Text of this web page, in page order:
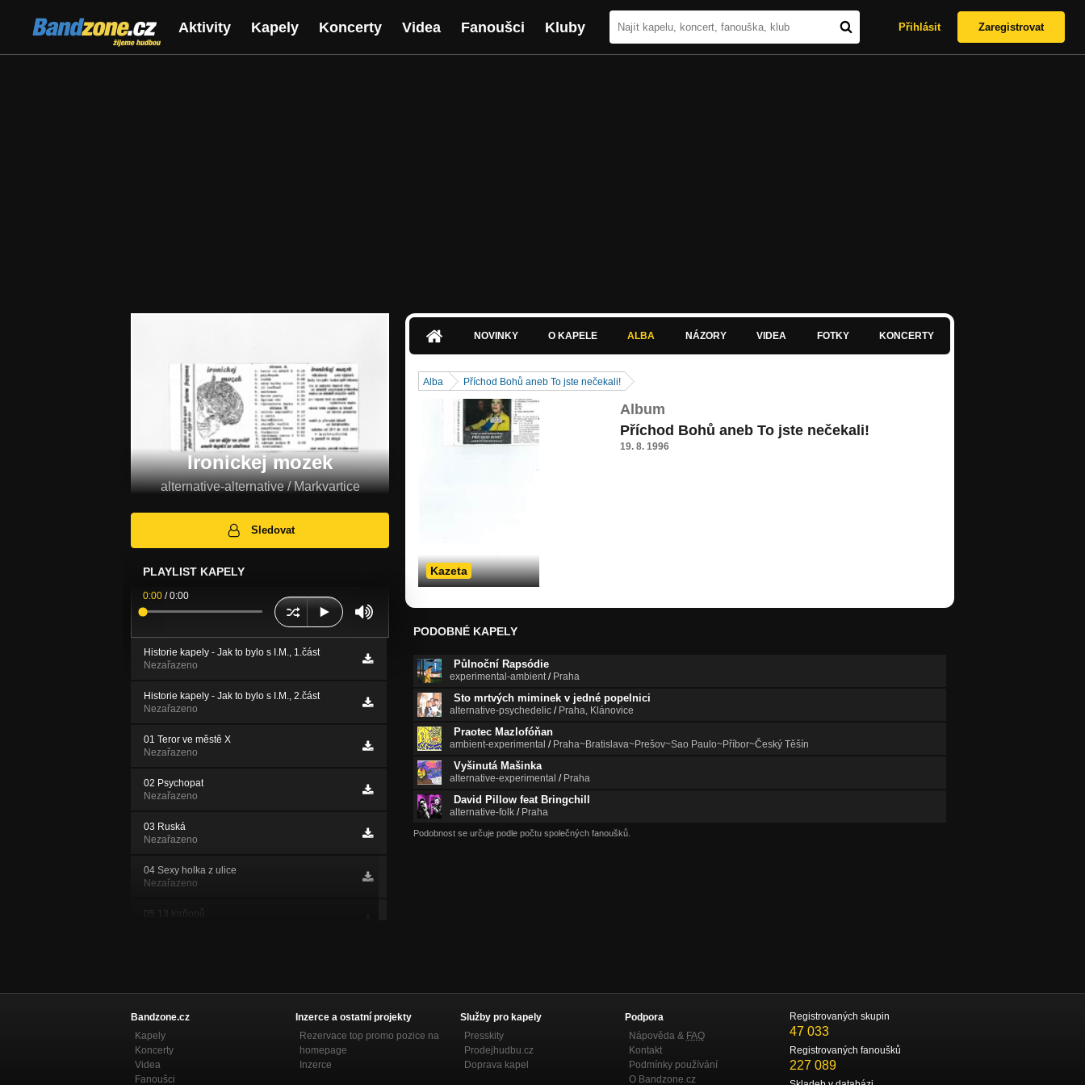
Bandzone.cz
žijeme hudbou
Aktivity Kapely Koncerty Videa Fanoušci Kluby Přihlásit Zaregistrovat
Ironickej mozek
alternative-alternative / Markvartice
Sledovat
PLAYLIST KAPELY
0:00 /0:00
Historie kapely - Jak to bylo s I.M., 1.část
Nezařazeno
Historie kapely - Jak to bylo s I.M., 2.část
Nezařazeno
01 Teror ve městě X
Nezařazeno
02 Psychopat
Nezařazeno
03 Ruská
Nezařazeno
04 Sexy holka z ulice
Nezařazeno
05 13 lorňonů
Nezařazeno
08 Špatná věc
Nezařazeno
NOVINKY O KAPELE ALBA NÁZORY VIDEA FOTKY KONCERTY
Alba Příchod Bohů aneb To jste nečekali!
Kazeta
Album
Příchod Bohů aneb To jste nečekali!
19. 8. 1996
PODOBNÉ KAPELY
Půlnoční Rapsódie
experimental-ambient/ Praha
Sto mrtvých miminek v jedné popelnici
alternative-psychedelic / Praha, Klánovice
Praotec Mazlofóňan
ambient-experimental / Praha~Bratislava~Prešov~Sao Paulo~Příbor~Český Těšín
Vyšinutá Mašinka
alternative-experimental / Praha
David Pillow feat Bringchill
alternative-folk / Praha
Podobnost se určuje podle počtu společných fanoušků.
Bandzone.cz
Kapely
Koncerty
Videa
Fanoušci
Inzerce a ostatní projekty
Rezervace top promo pozice na
homepage
Inzerce
Služby pro kapely
Presskity
Prodejhudbu.cz
Doprava kapel
Podpora
Nápověda & FAQ
Kontakt
Podmínky používání
O Bandzone.cz
Registrovaných skupin
47 033
Registrovaných fanoušků
227 089